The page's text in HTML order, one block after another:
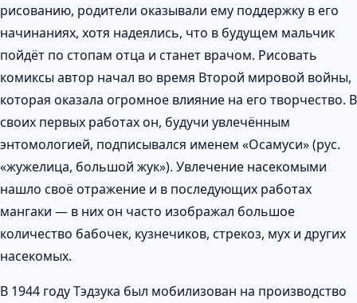
рисованию, родители оказывали ему поддержку в его
начинаниях, хотя надеялись, что в будущем мальчик
пойдёт по стопам отца и станет врачом. Рисовать
комиксы автор начал во время Второй мировой войны,
которая оказала огромное влияние на его творчество. В
своих первых работах он, будучи увлечённым
энтомологией, подписывался именем «Осамуси» (рус.
«жужелица, большой жук»). Увлечение насекомыми
нашло своё отражение и в последующих работах
мангаки — в них он часто изображал большое
количество бабочек, кузнечиков, стрекоз, мух и других
насекомых.
В 1944 году Тэдзука был мобилизован на производство